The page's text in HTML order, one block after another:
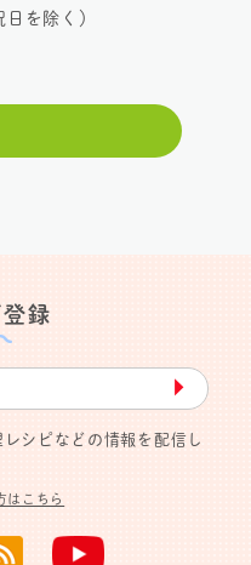
を除く）
録
▶︎
シピなどの情報を配信し
はこちら